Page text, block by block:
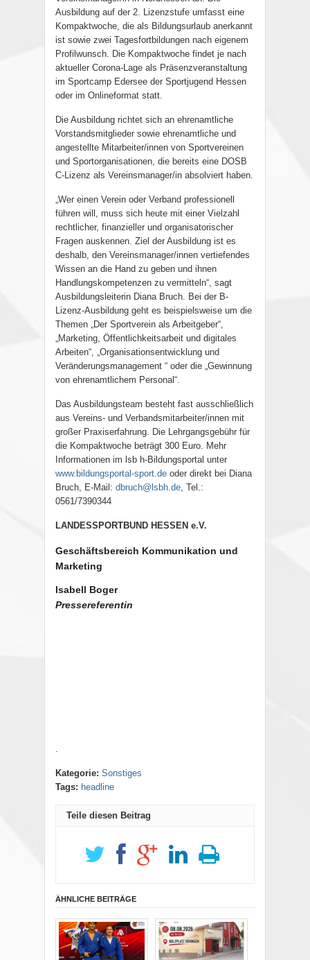
Ausbildung auf der 2. Lizenzstufe umfasst eine
Kompaktwoche, die als Bildungsurlaub anerkannt
ist sowie zwei Tagesfortbildungen nach eigenem
Profilwunsch. Die Kompaktwoche findet je nach
aktueller Corona-Lage als Präsenzveranstaltung
im Sportcamp Edersee der Sportjugend Hessen
oder im Onlineformat statt.
Die Ausbildung richtet sich an ehrenamtliche
Vorstandsmitglieder sowie ehrenamtliche und
angestellte Mitarbeiter/innen von Sportvereinen
und Sportorganisationen, die bereits eine DOSB
C-Lizenz als Vereinsmanager/in absolviert haben.
„Wer einen Verein oder Verband professionell
führen will, muss sich heute mit einer Vielzahl
rechtlicher, finanzieller und organisatorischer
Fragen auskennen. Ziel der Ausbildung ist es
deshalb, den Vereinsmanager/innen vertiefendes
Wissen an die Hand zu geben und ihnen
Handlungskompetenzen zu vermitteln“, sagt
Ausbildungsleiterin Diana Bruch. Bei der B-
Lizenz-Ausbildung geht es beispielsweise um die
Themen „Der Sportverein als Arbeitgeber“,
„Marketing, Öffentlichkeitsarbeit und digitales
Arbeiten“, „Organisationsentwicklung und
Veränderungsmanagement “ oder die „Gewinnung
von ehrenamtlichem Personal“.
Das Ausbildungsteam besteht fast ausschließlich
aus Vereins- und Verbandsmitarbeiter/innen mit
großer Praxiserfahrung. Die Lehrgangsgebühr für
die Kompaktwoche beträgt 300 Euro. Mehr
Informationen im lsb h-Bildungsportal unter
www.bildungsportal-sport.de oder direkt bei Diana
Bruch, E-Mail: dbruch@lsbh.de , Tel.:
0561/7390344
LANDESSPORTBUND HESSEN e.V.
Geschäftsbereich Kommunikation und
Marketing
Isabell Boger
Pressereferentin
Kategorie: Sonstiges
Tags: headline
Teile diesen Beitrag
ÄHNLICHE BEITRÄGE